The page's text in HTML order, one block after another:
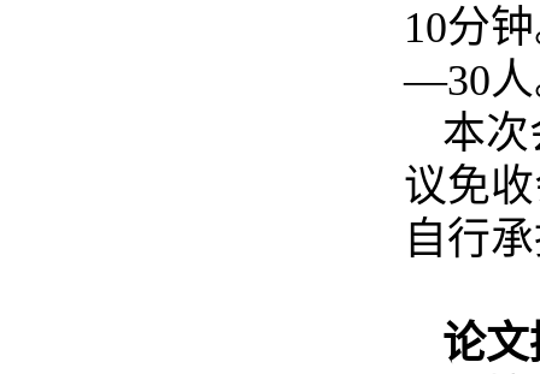
10分
—30
本
议免
自行
论